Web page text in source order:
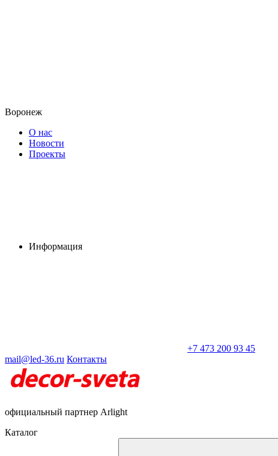
Воронеж
О нас
Новости
Проекты
Информация
+7 473 200 93 45
mail@led-36.ru Контакты
официальный партнер Arlight
Каталог